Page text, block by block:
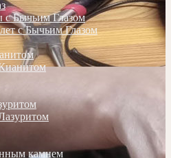
с Бычьим Глазом
с Бычьим Глазом
камнем